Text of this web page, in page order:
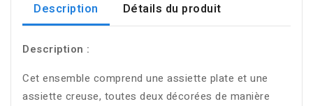
Description Détails du produit
Description :
Cet ensemble comprend une assiette plate et une
assiette creuse, toutes deux décorées de manière